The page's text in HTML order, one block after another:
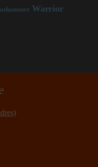
Warrior